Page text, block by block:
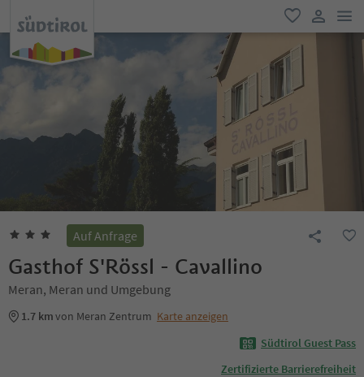
favorit
user link
Auf Anfrage
Gasthof S'Rössl - Cavallino
Meran, Meran und Umgebung
1.7 kmvon Meran Zentrum Karte anzeigen
Südtirol Guest Pass
Zertifizierte Barrierefreiheit